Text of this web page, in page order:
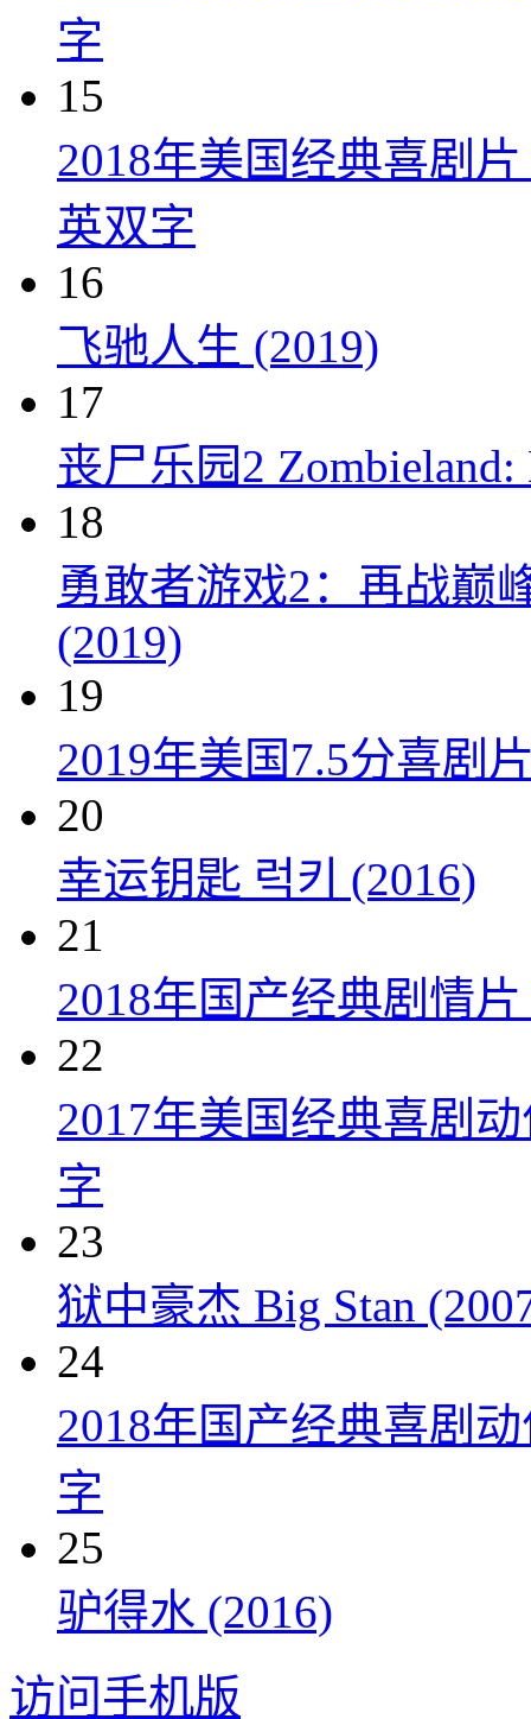
字
15
2018年美国经典喜剧
英双字
16
飞驰人生 (2019)
17
丧尸乐园2 Zombieland:
18
勇敢者游戏2：再战巅
(2019)
19
2019年美国7.5分喜剧
20
幸运钥匙 럭키 (2016)
21
2018年国产经典剧情
22
2017年美国经典喜剧
字
23
狱中豪杰 Big Stan
24
2018年国产经典喜剧
字
25
驴得水 (2016)
访问手机版